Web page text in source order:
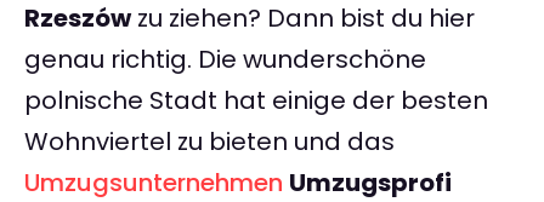
Rzeszówzu ziehen? Dann bist du hier
genau richtig. Die wunderschöne
polnische Stadt hat einige der besten
Wohnviertel zu bieten und das
Umzugsunternehmen Umzugsprofi